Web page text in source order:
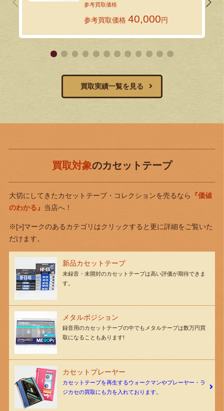
いただきました！
参考買取価格 40,000円
買取実績一覧を見る
買取対象のカセットテープ
大切にしてきたカセットテープ・コレクションを売るなら
『価値
のわかる』 当店へ！
※[>]マークのあるカテゴリはクリックすると更に詳細をご覧いた
だけます。
新品カセットテープ
未録音・未開封のカセットテープは高い評価が期待できま
す。
メタルポジション
録音用のカセットテープの中でもメタルテープは数万円買
取になることもあります!
カセットプレーヤー
カセットテープを再生するウォークマンやプレーヤー・ラ
ジカセの買取にも力を入れております。